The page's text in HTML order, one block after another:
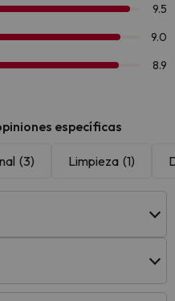
específicas
(3) Limpieza (1)